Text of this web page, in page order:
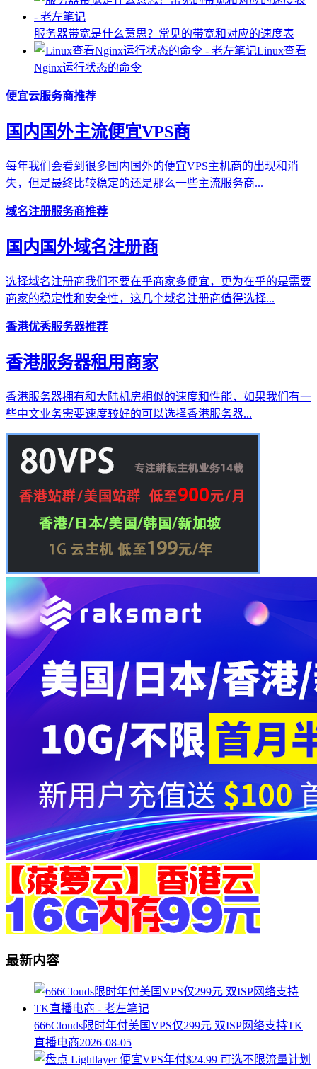
服务器带宽是什么意思？常见的带宽和对应的速度表
Linux查看
Nginx运行状态的命令
便宜云服务商推荐
国内国外主流便宜VPS商
每年我们会看到很多国内国外的便宜VPS主机商的出现和消
失，但是最终比较稳定的还是那么一些主流服务商...
域名注册服务商推荐
国内国外域名注册商
选择域名注册商我们不要在乎商家多便宜，更为在乎的是需要
商家的稳定性和安全性，这几个域名注册商值得选择...
香港优秀服务器推荐
香港服务器租用商家
香港服务器拥有和大陆机房相似的速度和性能，如果我们有一
些中文业务需要速度较好的可以选择香港服务器...
最新内容
666Clouds限时年付美国VPS仅299元 双ISP网络支持TK
直播电商2026-08-05